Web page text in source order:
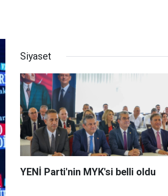
Siyaset
YENİ Parti'nin MYK'si belli oldu